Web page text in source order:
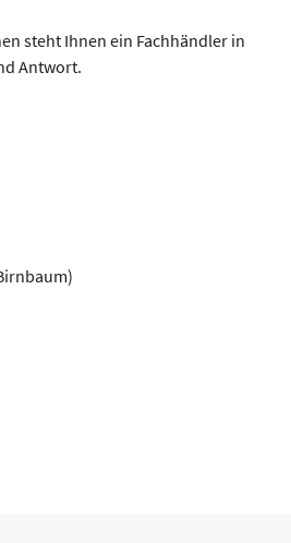
steht Ihnen ein Fachhändler in
Antwort.